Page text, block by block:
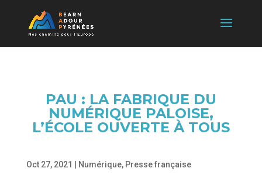
PAU : LA FABRIQUE DU
NUMÉRIQUE PALOISE,
L’ÉCOLE OUVERTE À TOUS
Oct 27, 2021 Numérique, Presse française